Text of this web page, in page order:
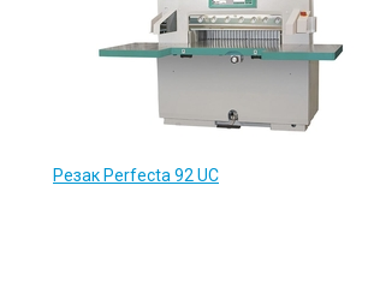
Резак Perfecta 92 UC